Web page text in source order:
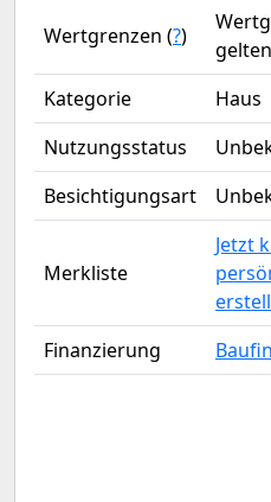
Wertgrenzen (?)
Kategorie
Haus
Nutzungsstatus
Besichtigungsart
Merkliste
Jetzt
Finanzierung